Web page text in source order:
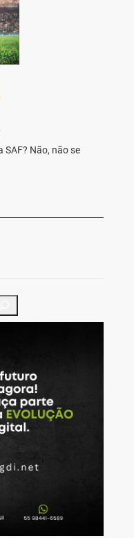
SAF? Não, não se